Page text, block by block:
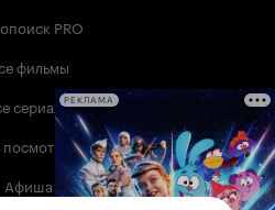
PRO
фильмы
сериалы
Афиша
РЕКЛАМА